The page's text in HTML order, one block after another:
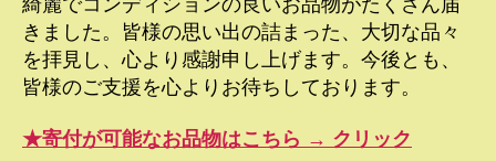
きました。皆様の思い出の詰まった、大切な品々
を拝見し、心より感謝申し上げます。今後とも、
皆様のご支援を心よりお待ちしております。
★寄付が可能なお品物はこちら → クリック